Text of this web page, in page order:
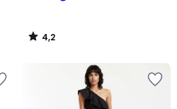
4,2
/